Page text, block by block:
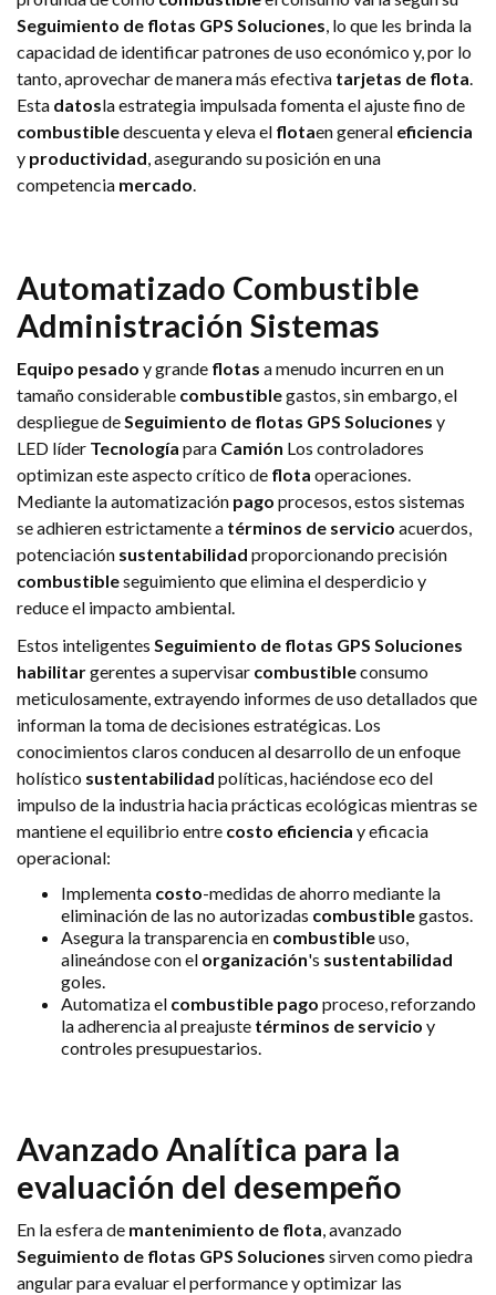
Seguimiento de flotas GPS Soluciones, lo que les brinda la
capacidad de identificar patrones de uso económico y, por lo
tanto, aprovechar de manera más efectiva tarjetas de flota.
Esta datosla estrategia impulsada fomenta el ajuste fino de
combustibledescuenta y eleva el flotaen general eficiencia
y productividad, asegurando su posición en una
competencia mercado.
Automatizado Combustible
Administración Sistemas
Equipo pesado y grande flotas a menudo incurren en un
tamaño considerable combustiblegastos, sin embargo, el
despliegue deSeguimiento de flotas GPS Soluciones y
LED líder Tecnología para Camión Los controladores
optimizan este aspecto crítico de flota operaciones.
Mediante la automatización pago procesos, estos sistemas
se adhieren estrictamente a términos de servicio acuerdos,
potenciación sustentabilidad proporcionando precisión
combustibleseguimiento que elimina el desperdicio y
reduce el impacto ambiental.
Estos inteligentes Seguimiento de flotas GPS Soluciones
habilitargerentes a supervisar combustibleconsumo
meticulosamente, extrayendo informes de uso detallados que
informan la toma de decisiones estratégicas. Los
conocimientos claros conducen al desarrollo de un enfoque
holístico sustentabilidad políticas, haciéndose eco del
impulso de la industria hacia prácticas ecológicas mientras se
mantiene el equilibrio entre costo eficiencia y eficacia
operacional:
Implementa costo-medidas de ahorro mediante la
eliminación de las no autorizadas combustiblegastos.
Asegura la transparencia en combustibleuso,
alineándose con el organización's sustentabilidad
goles.
Automatiza el combustible pago proceso, reforzando
la adherencia al preajuste términos de servicio y
controles presupuestarios.
Avanzado Analítica para la
evaluación del desempeño
En la esfera de mantenimiento de flota, avanzado
Seguimiento de flotas GPS Soluciones sirven como piedra
angular para evaluar el performance y optimizar las